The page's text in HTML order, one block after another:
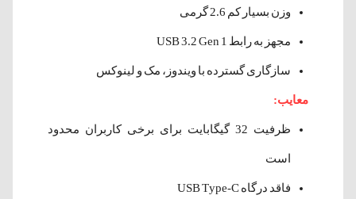
وزن بسیار کم 2.6 گرمی
مجهز به رابط USB 3.2 Gen 1
سازگاری گسترده با ویندوز، مک و لینوکس
معایب:
ظرفیت 32 گیگابایت برای برخی کاربران محدود
است
فاقد درگاه USB Type-C